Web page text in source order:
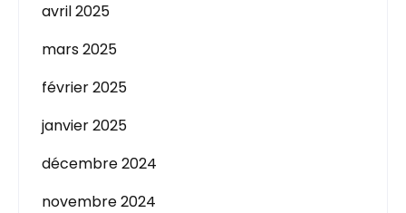
avril 2025
mars 2025
février 2025
janvier 2025
décembre 2024
novembre 2024